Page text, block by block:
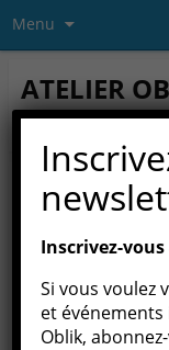
Menu
ATELIER
association culturelle
ARCHIVES MENSUELLES
Inscrivez-
Si vous voulez
et
Oblik,